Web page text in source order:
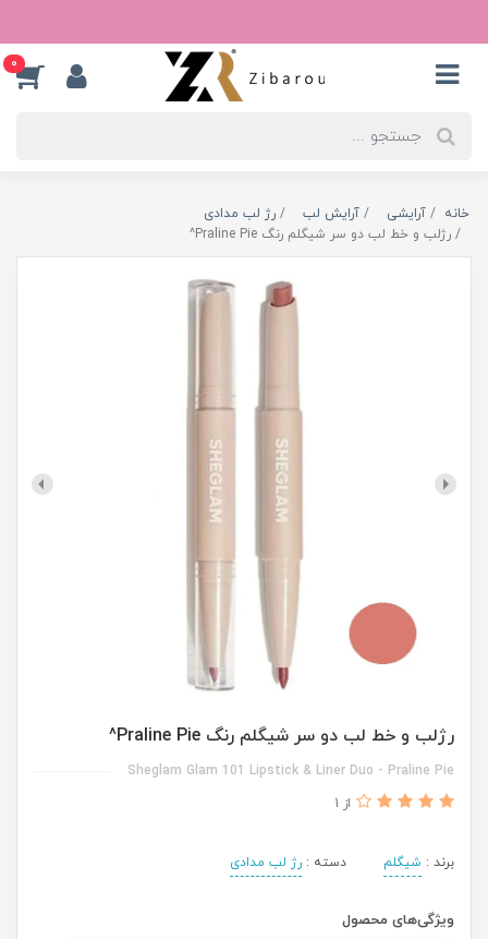
0
خانه آرایشی آرایش لب
رژ لب مدادی
رژلب و خط لب دو سر شیگلم رنگ Praline Pie^
رژلب و خط لب دو سر شیگلم رنگ Praline Pie^
Sheglam Glam 101 Lipstick & Liner Duo - Praline Pie
از 1
برند : شیگلم دسته : رژ لب مدادی
ویژگی‌های محصول